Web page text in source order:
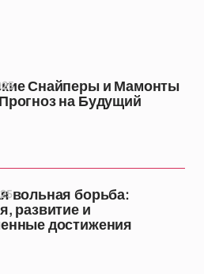
Снайперы и Мамонты
на Будущий
вольная борьба:
развитие и
достижения